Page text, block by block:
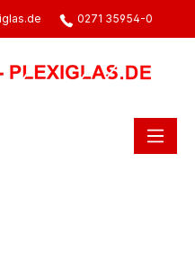
0271 35954-0
enthält 0 Positionen.